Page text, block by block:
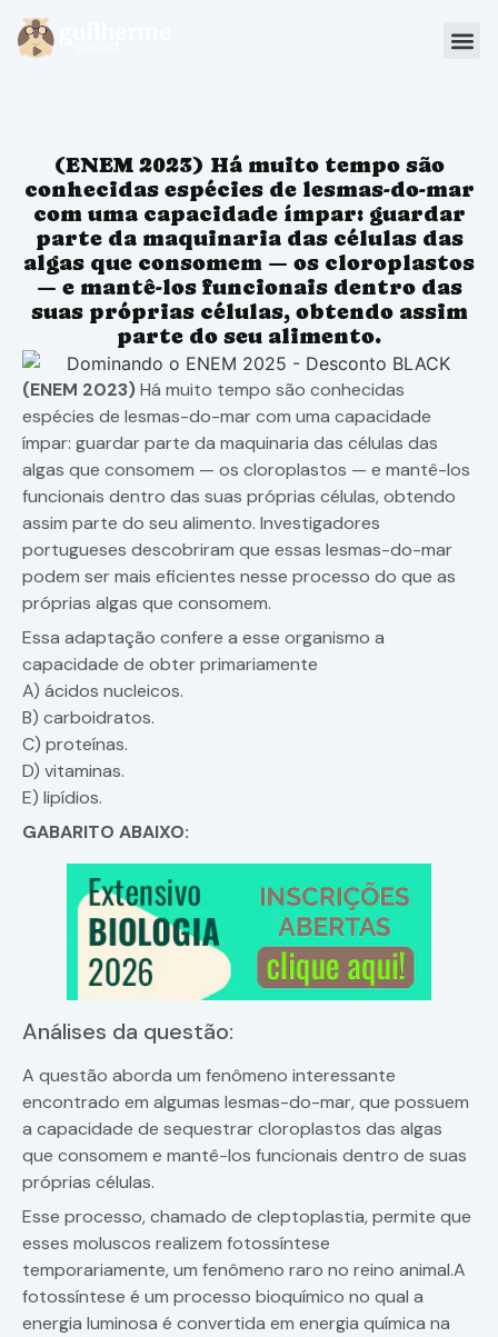
Sou Aluno
(ENEM 2023) Há muito tempo são
conhecidas espécies de lesmas-do-mar
com uma capacidade ímpar: guardar
parte da maquinaria das células das
algas que consomem — os cloroplastos
— e mantê-los funcionais dentro das
suas próprias células, obtendo assim
parte do seu alimento.
(ENEM 2023)Há muito tempo são conhecidas
espécies de lesmas-do-mar com uma capacidade
ímpar: guardar parte da maquinaria das células das
algas que consomem — os cloroplastos — e mantê-los
funcionais dentro das suas próprias células, obtendo
assim parte do seu alimento. Investigadores
portugueses descobriram que essas lesmas-do-mar
podem ser mais eficientes nesse processo do que as
próprias algas que consomem.
Essa adaptação confere a esse organismo a
capacidade de obter primariamente
A) ácidos nucleicos.
B) carboidratos.
C) proteínas.
D) vitaminas.
E) lipídios.
GABARITO ABAIXO:
Análises da questão:
A questão aborda um fenômeno interessante
encontrado em algumas lesmas-do-mar, que possuem
a capacidade de sequestrar cloroplastos das algas
que consomem e mantê-los funcionais dentro de suas
próprias células.
Esse processo, chamado de cleptoplastia, permite que
esses moluscos realizem fotossíntese
temporariamente, um fenômeno raro no reino animal.A
fotossíntese é um processo bioquímico no qual a
energia luminosa é convertida em energia química na